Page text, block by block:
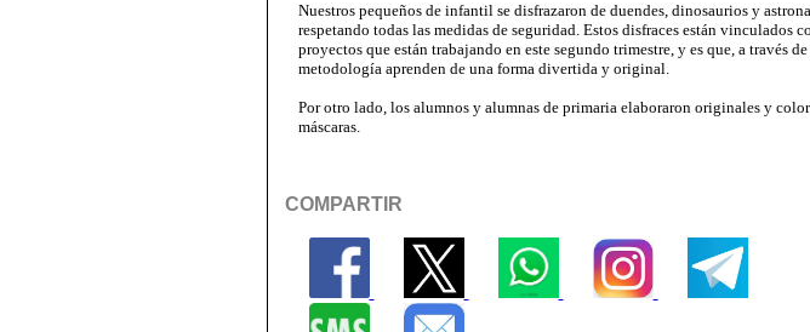
Nuestros pequeños de infantil se disfrazaron de duendes, dinosaurios y
respetando todas las medidas de seguridad. Estos disfraces están vinculados
proyectos que están trabajando en este segundo trimestre, y es que, a través de
metodología aprenden de una forma divertida y original.
Por otro lado, los alumnos y alumnas de primaria elaboraron originales y
máscaras.
COMPARTIR